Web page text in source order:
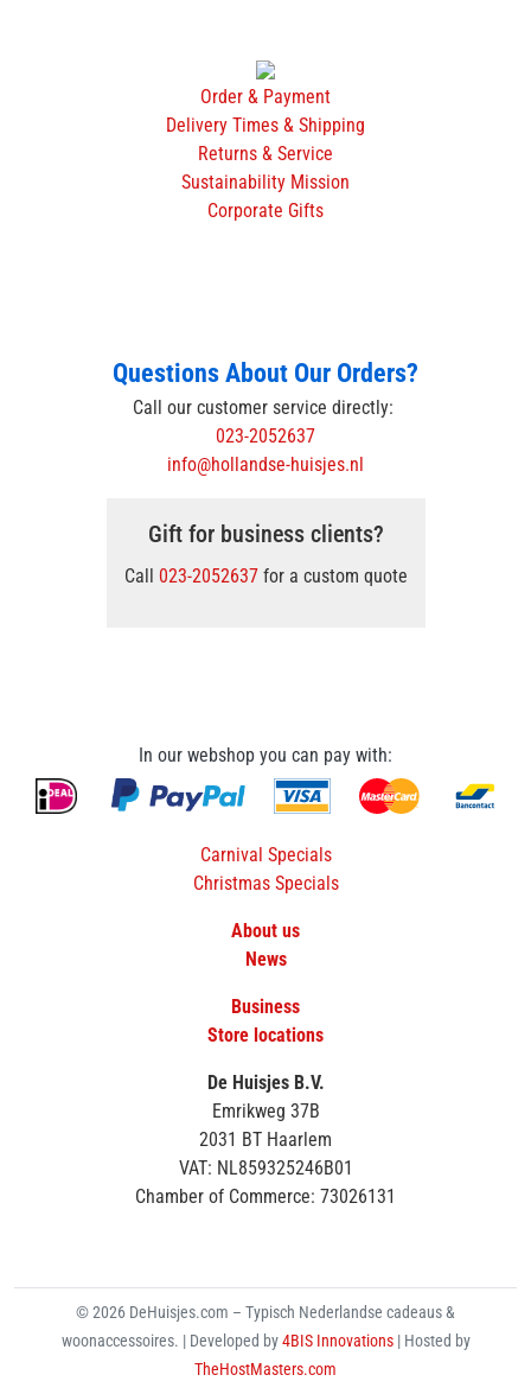
Order & Payment
Delivery Times & Shipping
Returns & Service
Sustainability Mission
Corporate Gifts
Questions About Our Orders?
Call our customer service directly:
023-2052637
info@hollandse-huisjes.nl
Gift for business clients?
Call 023-2052637for a custom quote
In our webshop you can pay with:
Carnival Specials
Christmas Specials
About us
News
Business
Store locations
De Huisjes B.V.
Emrikweg 37B
2031 BT Haarlem
VAT: NL859325246B01
Chamber of Commerce: 73026131
© 2026 DeHuisjes.com – Typisch Nederlandse cadeaus &
woonaccessoires. | Developed by4BIS Innovations | Hosted by
TheHostMasters.com